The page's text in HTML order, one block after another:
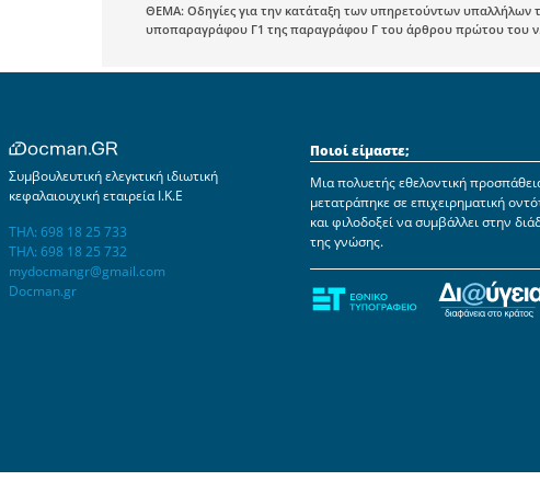
ΘΕΜΑ: Οδηγίες για την κατάταξη των υπηρετούντων υπαλλήλων
υποπαραγράφου Γ1 της παραγράφου Γ του άρθρου πρώτου του ν.
Συμβουλευτική ελεγκτική ιδιωτική
κεφαλαιουχική εταιρεία Ι.Κ.Ε
ΤΗΛ: 698 18 25 733
ΤΗΛ: 698 18 25 732
mydocmangr@gmail.com
Docman.gr
Ποιοί είμαστε;
Μια πολυετής εθελοντική
μετατράπηκε σε επιχειρηματική
και φιλοδοξεί να συμβάλλει στην
της γνώσης.